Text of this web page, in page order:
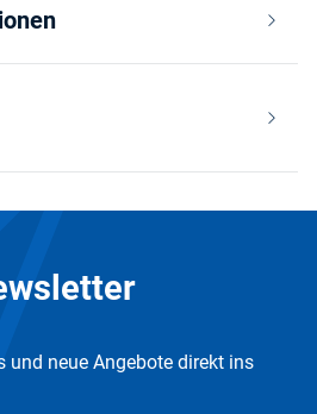
und neue Angebote direkt ins